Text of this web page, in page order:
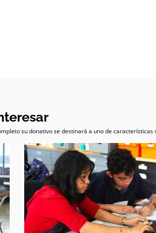
su donativo se destinará a uno de características